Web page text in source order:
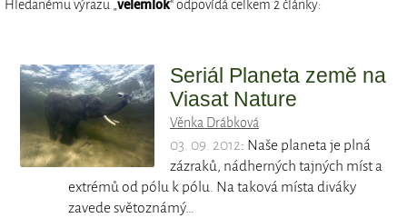
Hledanému výrazu „velemlok“ odpovídá celkem 2 články:
Seriál Planeta země na
Viasat Nature
Věnka Drábková
03. 09. 2012: Naše planeta je plná
zázraků, nádherných tajných míst a
extrémů od pólu k pólu. Na taková místa diváky
zavede světoznámý…